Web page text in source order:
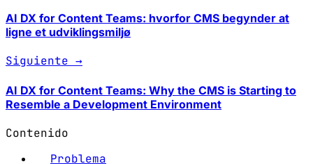
AI DX for Content Teams: hvorfor CMS begynder at
ligne et udviklingsmiljø
Siguiente →
AI DX for Content Teams: Why the CMS is Starting to
Resemble a Development Environment
Contenido
Problema